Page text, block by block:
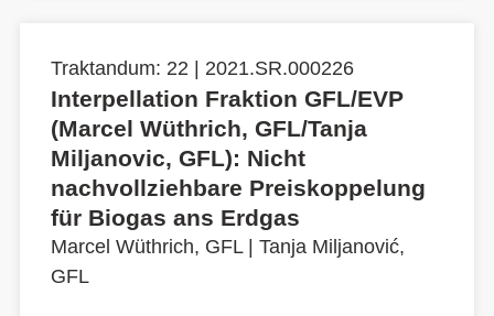
Traktandum: 22 | 2021.SR.000226
Interpellation Fraktion GFL/EVP
(Marcel Wüthrich, GFL/Tanja
Miljanovic, GFL): Nicht
nachvollziehbare Preiskoppelung
für Biogas ans Erdgas
Marcel Wüthrich, GFL| Tanja Miljanović,
GFL